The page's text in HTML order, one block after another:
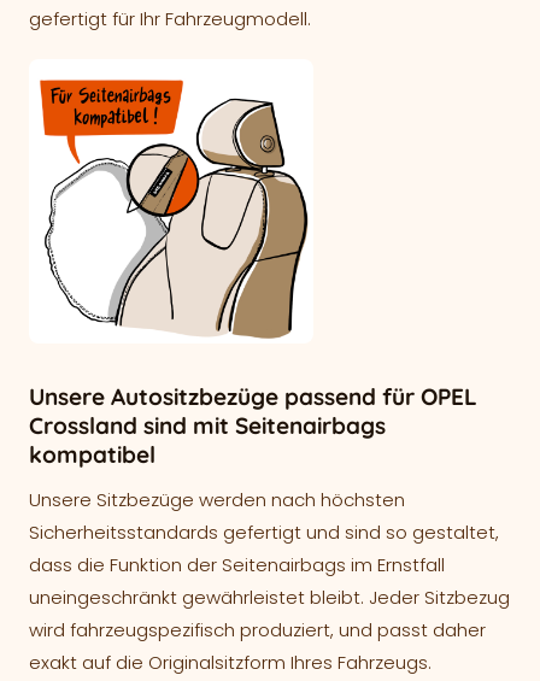
gefertigt für Ihr Fahrzeugmodell.
Unsere Autositzbezüge passend für OPEL
Crossland sind mit Seitenairbags
kompatibel
Unsere Sitzbezüge werden nach höchsten
Sicherheitsstandards gefertigt und sind so gestaltet,
dass die Funktion der Seitenairbags im Ernstfall
uneingeschränkt gewährleistet bleibt. Jeder Sitzbezug
wird fahrzeugspezifisch produziert, und passt daher
exakt auf die Originalsitzform Ihres Fahrzeugs.